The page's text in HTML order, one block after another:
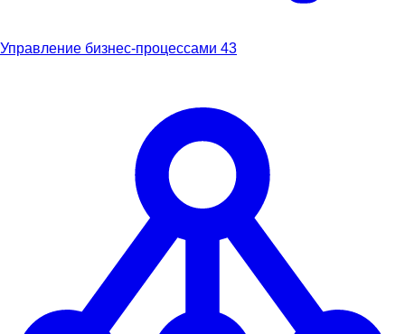
Управление бизнес-процессами 43